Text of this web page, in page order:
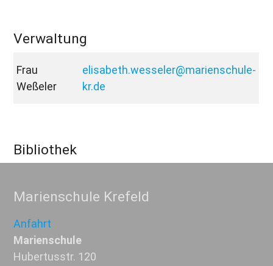
Verwaltung
Frau
Weßeler
elisabeth.wesseler@marienschule-
kr.de
Bibliothek
Marienschule Krefeld
Anfahrt
Marienschule
Hubertusstr. 120